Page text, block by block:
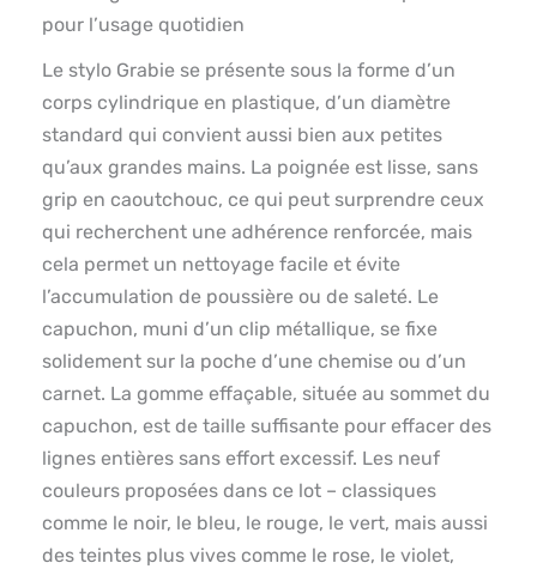
pour l’usage quotidien
Le stylo Grabie se présente sous la forme d’un
corps cylindrique en plastique, d’un diamètre
standard qui convient aussi bien aux petites
qu’aux grandes mains. La poignée est lisse, sans
grip en caoutchouc, ce qui peut surprendre ceux
qui recherchent une adhérence renforcée, mais
cela permet un nettoyage facile et évite
l’accumulation de poussière ou de saleté. Le
capuchon, muni d’un clip métallique, se fixe
solidement sur la poche d’une chemise ou d’un
carnet. La gomme effaçable, située au sommet du
capuchon, est de taille suffisante pour effacer des
lignes entières sans effort excessif. Les neuf
couleurs proposées dans ce lot – classiques
comme le noir, le bleu, le rouge, le vert, mais aussi
des teintes plus vives comme le rose, le violet,